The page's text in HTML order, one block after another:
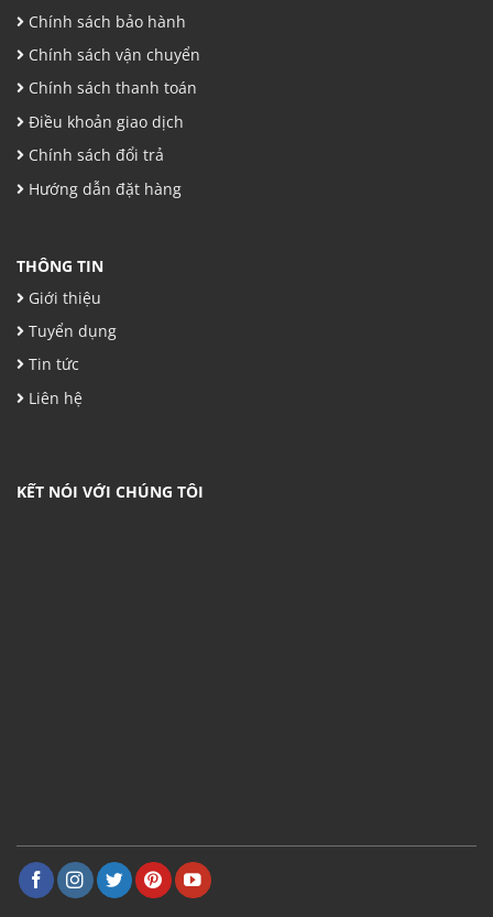
Chính sách bảo hành
Chính sách vận chuyển
Chính sách thanh toán
Điều khoản giao dịch
Chính sách đổi trả
Hướng dẫn đặt hàng
THÔNG TIN
Giới thiệu
Tuyển dụng
Tin tức
Liên hệ
KẾT NÓI VỚI CHÚNG TÔI